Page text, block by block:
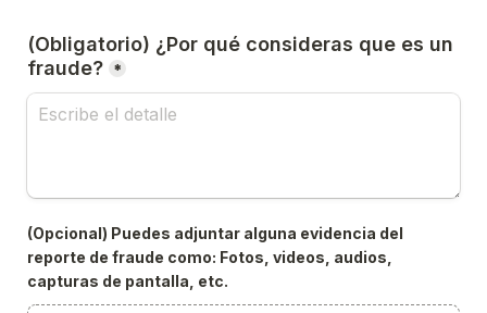
(Obligatorio) ¿Por qué consideras que es un
fraude? *
(Opcional) Puedes adjuntar alguna evidencia del
reporte de fraude como: Fotos, videos, audios,
capturas de pantalla, etc.